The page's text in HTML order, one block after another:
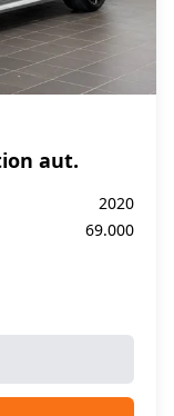
aut.
2020
69.000